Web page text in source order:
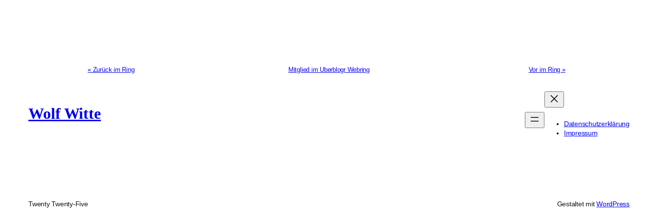
« Zurück im Ring Mitglied im Uberblogr Webring Vor im Ring »
Wolf Witte
Datenschutzerklärung
Impressum
Twenty Twenty-Five Gestaltet mitWordPress